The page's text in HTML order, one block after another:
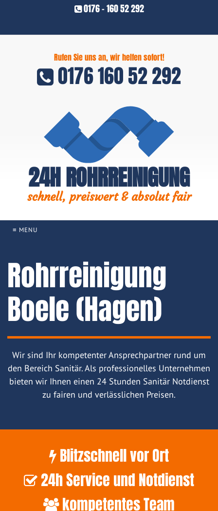
0176 - 160 52 292
Rufen Sie uns an, wir helfen sofort!
0176 160 52 292
24H ROHRREINIGUNG
schnell, preiswert & absolut fair
≡ MENU
Rohrreinigung
Boele (Hagen)
Wir sind Ihr kompetenter Ansprechpartner rund um
den Bereich Sanitär. Als professionelles Unternehmen
bieten wir Ihnen einen 24 Stunden Sanitär Notdienst
zu fairen und verlässlichen Preisen.
Blitzschnell vor Ort
24h Service und Notdienst
kompetentes Team